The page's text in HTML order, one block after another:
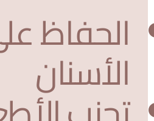
الحفاظ
الأسنان